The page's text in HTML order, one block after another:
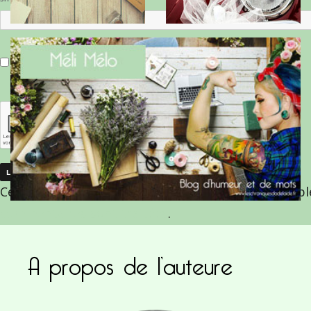
Enregistrer mon nom, mon e-mail et mon site dans le navigateur pour mon prochain commentaire.
Ce site utilise Akismet pour réduire les
.
A propos de l’auteure